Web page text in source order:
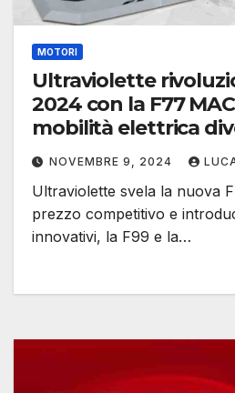
MOTORI
Ultraviolette
2024 con la F77
mobilità elettrica
accessibile
NOVEMBRE 9, 2024
Ultraviolette svela la nuova
prezzo competitivo e
innovativi, la F99 e la…